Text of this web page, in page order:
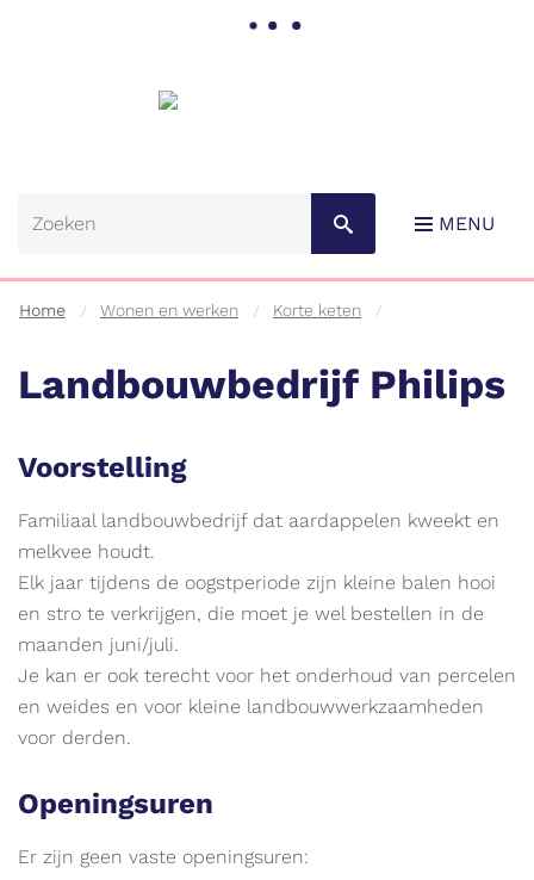
MENU
Home Wonen en werken Korte keten
Landbouwbedrijf Philips
Voorstelling
Familiaal landbouwbedrijf dat aardappelen kweekt en
melkvee houdt.
Elk jaar tijdens de oogstperiode zijn kleine balen hooi
en stro te verkrijgen, die moet je wel bestellen in de
maanden juni/juli.
Je kan er ook terecht voor het onderhoud van percelen
en weides en voor kleine landbouwwerkzaamheden
voor derden.
Openingsuren
Er zijn geen vaste openingsuren: